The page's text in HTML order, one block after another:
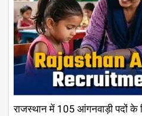
राजस्थान में 105 आंगनवाड़ी पदों